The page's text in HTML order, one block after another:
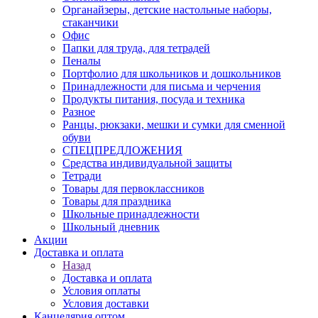
Органайзеры, детские настольные наборы,
стаканчики
Офис
Папки для труда, для тетрадей
Пеналы
Портфолио для школьников и дошкольников
Принадлежности для письма и черчения
Продукты питания, посуда и техника
Разное
Ранцы, рюкзаки, мешки и сумки для сменной
обуви
СПЕЦПРЕДЛОЖЕНИЯ
Средства индивидуальной защиты
Тетради
Товары для первоклассников
Товары для праздника
Школьные принадлежности
Школьный дневник
Акции
Доставка и оплата
Назад
Доставка и оплата
Условия оплаты
Условия доставки